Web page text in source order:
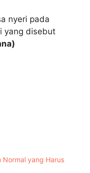
nyeri pada
yang disebut
Normal yang Harus